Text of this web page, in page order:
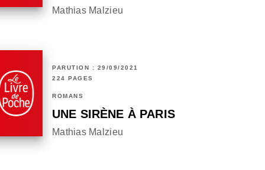
Mathias Malzieu
PARUTION : 29/09/2021
224 PAGES
ROMANS
UNE SIRÈNE À PARIS
Mathias Malzieu